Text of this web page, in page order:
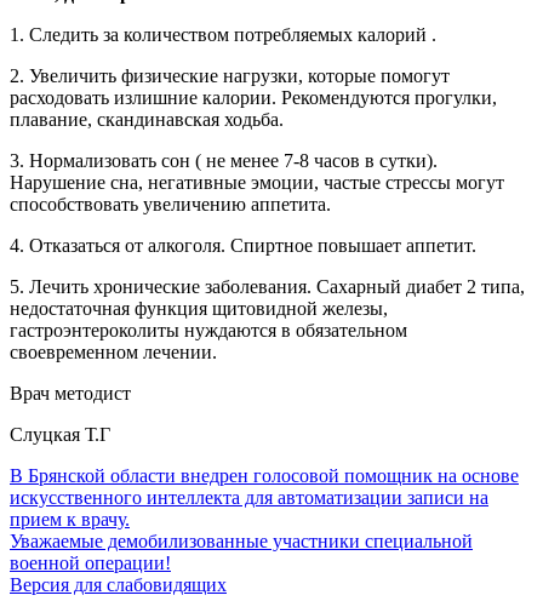
1. Следить за количеством потребляемых калорий .
2. Увеличить физические нагрузки, которые помогут
расходовать излишние калории. Рекомендуются прогулки,
плавание, скандинавская ходьба.
3. Нормализовать сон ( не менее 7-8 часов в сутки).
Нарушение сна, негативные эмоции, частые стрессы могут
способствовать увеличению аппетита.
4. Отказаться от алкоголя. Спиртное повышает аппетит.
5. Лечить хронические заболевания. Сахарный диабет 2 типа,
недостаточная функция щитовидной железы,
гастроэнтероколиты нуждаются в обязательном
своевременном лечении.
Врач методист
Слуцкая Т.Г
В Брянской области внедрен голосовой помощник на основе
искусственного интеллекта для автоматизации записи на
прием к врачу.
Уважаемые демобилизованные участники специальной
военной операции!
Версия для слабовидящих